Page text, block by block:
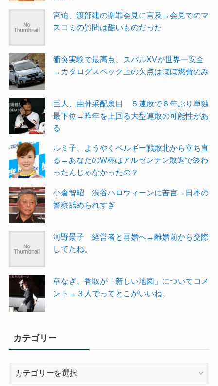
宮迫、渡部建の謝罪会見に言及→会見でのマ
スコミの質問は酷いものだった
衝突実験で最高点、スバルXVが世界一安全
→カタログスペック上の欠点はほぼ燃費のみ
巨人、由伸采配裏目 ５連敗で６年ぶり単独
最下位→昨年を上回る大型連敗の可能性があ
る
ルミ子、ようやくベルギー戦敗北から立ち直
る→あなたのW杯はアルゼンチン敗退で終わ
ったんじゃなかったの？
小倉智昭 渋谷ハロウィーンに苦言→日本の
警察舐められすぎ
河野景子 経営者と再婚へ→離婚前から交際
してたね。
草なぎ、香取が「新しい地図」についてコメ
ント→３人でってとこがいいね。
カテゴリー